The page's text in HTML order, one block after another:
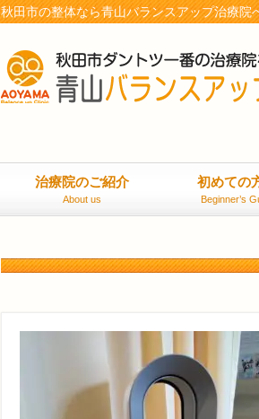
秋田市の整体なら青山バランスアップ治療
治療院のご紹介
About us
初めての
Beginner’s